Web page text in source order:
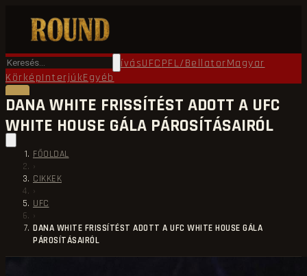
FőoldalRound TV ÖkölvívásUFCPFL/BellatorMagyar
KörképInterjúkEgyéb
DANA WHITE FRISSÍTÉST ADOTT A UFC
WHITE HOUSE GÁLA PÁROSÍTÁSAIRÓL
FŐOLDAL
›
CIKKEK
›
UFC
›
DANA WHITE FRISSÍTÉST ADOTT A UFC WHITE HOUSE GÁLA
PÁROSÍTÁSAIRÓL